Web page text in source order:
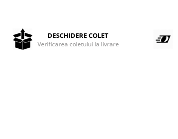
DESCHIDERE COLET
Verificarea coletului la livrare